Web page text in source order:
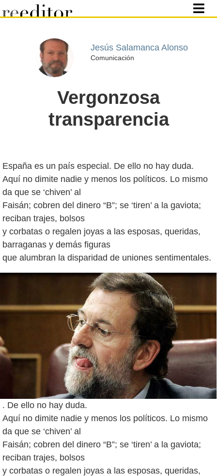
Jesús Salamanca Alonso
Comunicación
Vergonzosa
transparencia
España es un país especial. De ello no hay duda.
Aquí no dimite nadie y menos los políticos. Lo mismo
da que se ‘chiven’ al
Faisán; cobren del dinero “B”; se ‘tiren’ a la gaviota;
reciban trajes, bolsos
y corbatas o regalen joyas a las esposas, queridas,
barraganas y demás figuras
. De ello no hay duda.
Aquí no dimite nadie y menos los políticos. Lo mismo
da que se ‘chiven’ al
Faisán; cobren del dinero “B”; se ‘tiren’ a la gaviota;
reciban trajes, bolsos
y corbatas o regalen joyas a las esposas, queridas,